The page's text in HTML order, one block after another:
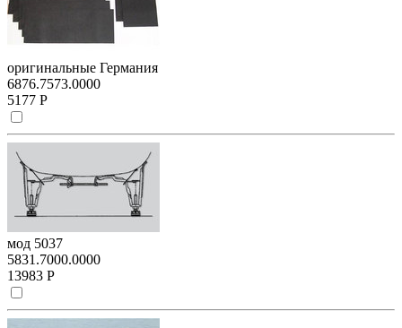
оригинальные Германия
6876.7573.0000
5177 Р
мод 5037
5831.7000.0000
13983 Р